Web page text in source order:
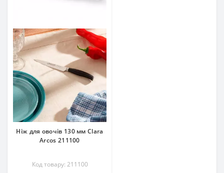
Ніж для овочів 130 мм Clara
Arcos 211100
Код товару: 211100